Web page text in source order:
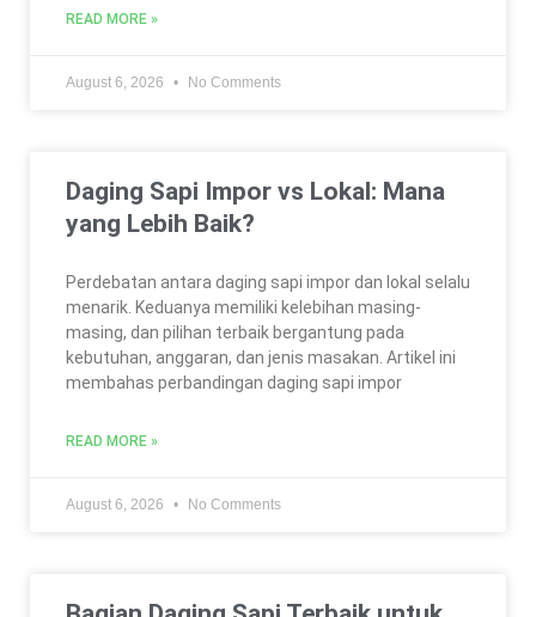
READ MORE »
August 6, 2026 No Comments
Daging Sapi Impor vs Lokal: Mana
yang Lebih Baik?
Perdebatan antara daging sapi impor dan lokal selalu
menarik. Keduanya memiliki kelebihan masing-
masing, dan pilihan terbaik bergantung pada
kebutuhan, anggaran, dan jenis masakan. Artikel ini
membahas perbandingan daging sapi impor
READ MORE »
August 6, 2026 No Comments